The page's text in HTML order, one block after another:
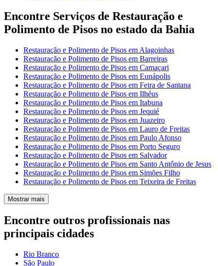
Encontre Serviços de Restauração e
Polimento de Pisos no estado da Bahia
Restauração e Polimento de Pisos em Alagoinhas
Restauração e Polimento de Pisos em Barreiras
Restauração e Polimento de Pisos em Camaçari
Restauração e Polimento de Pisos em Eunápolis
Restauração e Polimento de Pisos em Feira de Santana
Restauração e Polimento de Pisos em Ilhéus
Restauração e Polimento de Pisos em Itabuna
Restauração e Polimento de Pisos em Jequié
Restauração e Polimento de Pisos em Juazeiro
Restauração e Polimento de Pisos em Lauro de Freitas
Restauração e Polimento de Pisos em Paulo Afonso
Restauração e Polimento de Pisos em Porto Seguro
Restauração e Polimento de Pisos em Salvador
Restauração e Polimento de Pisos em Santo Antônio de Jesus
Restauração e Polimento de Pisos em Simões Filho
Restauração e Polimento de Pisos em Teixeira de Freitas
Mostrar mais
Encontre outros profissionais nas
principais cidades
Rio Branco
São Paulo